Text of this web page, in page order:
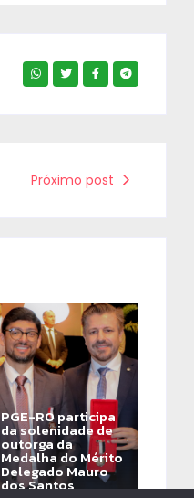
Próximo post
PGE-RO participa
da solenidade de
outorga da
Medalha do Mérito
Delegado Mauro
dos Santos